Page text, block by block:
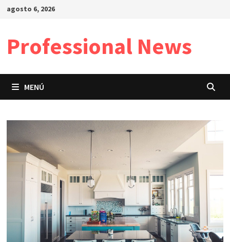
Saltar
agosto 6, 2026
Professional News
MENÚ